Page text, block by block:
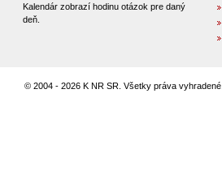
Kalendár zobrazí hodinu otázok pre daný
deň.
© 2004 - 2026 K NR SR. Všetky práva vyhradené.